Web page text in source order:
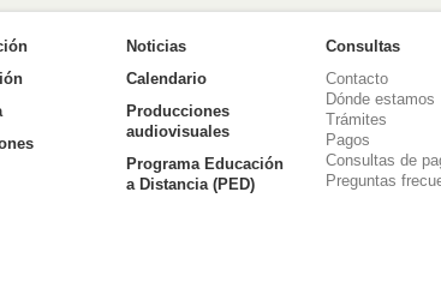
Noticias
Calendario
Producciones
audiovisuales
Programa Educación
a Distancia (PED)
Consultas
Contacto
Dónde estamos
Trámites
Pagos
Consultas de
Preguntas